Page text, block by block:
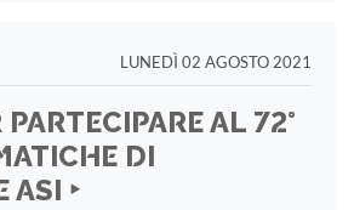
LUNEDÌ 02 AGOSTO 2021
PARTECIPARE AL 72°
DI
ASI ‣